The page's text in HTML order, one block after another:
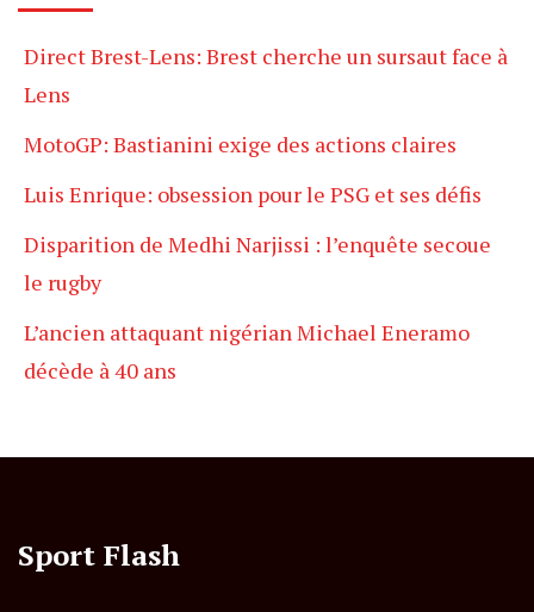
Direct Brest-Lens: Brest cherche un sursaut face à
Lens
MotoGP: Bastianini exige des actions claires
Luis Enrique: obsession pour le PSG et ses défis
Disparition de Medhi Narjissi : l’enquête secoue
le rugby
L’ancien attaquant nigérian Michael Eneramo
décède à 40 ans
Sport Flash